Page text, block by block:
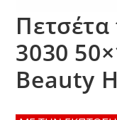
3030
Beauty